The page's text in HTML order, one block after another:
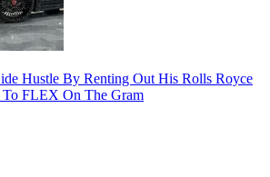
Hustle By Renting Out His Rolls Royce
FLEX On The Gram